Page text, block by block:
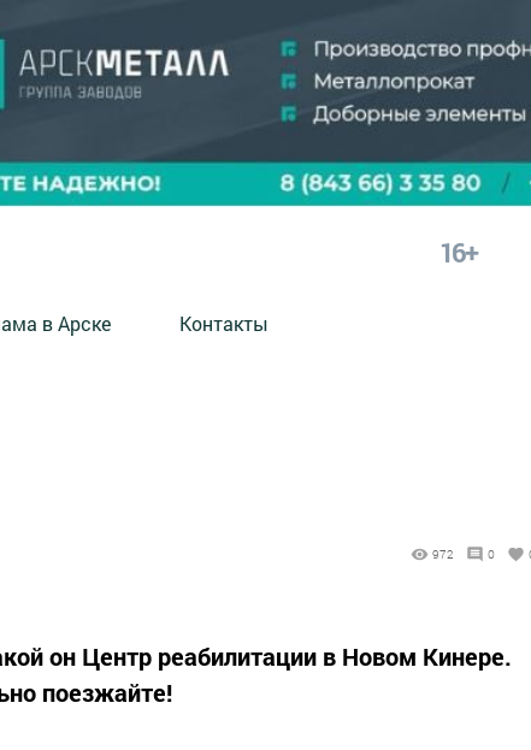
16+
в Арске Контакты
972 0
он Центр реабилитации в Новом Кинере.
поезжайте!